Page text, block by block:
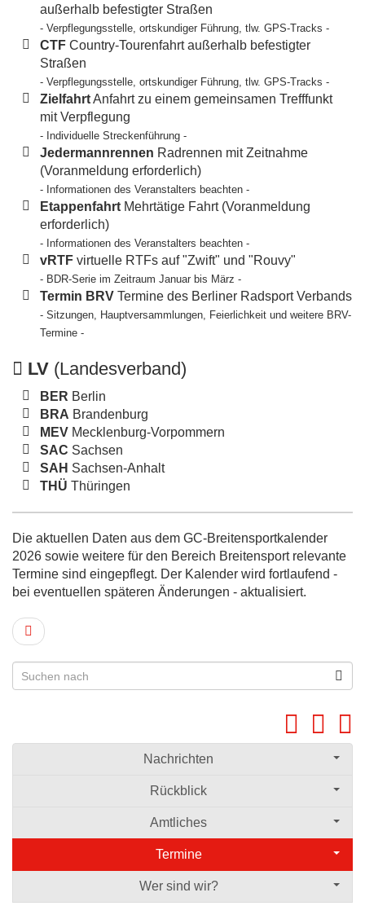
außerhalb befestigter Straßen
- Verpflegungsstelle, ortskundiger Führung, tlw. GPS-Tracks -
CTF Country-Tourenfahrt außerhalb befestigter
Straßen
- Verpflegungsstelle, ortskundiger Führung, tlw. GPS-Tracks -
ZielfahrtAnfahrt zu einem gemeinsamen Trefffunkt
mit Verpflegung
- Individuelle Streckenführung -
Jedermannrennen Radrennen mit Zeitnahme
(Voranmeldung erforderlich)
- Informationen des Veranstalters beachten -
Etappenfahrt Mehrtätige Fahrt (Voranmeldung
erforderlich)
- Informationen des Veranstalters beachten -
vRTF virtuelle RTFs auf "Zwift" und "Rouvy"
- BDR-Serie im Zeitraum Januar bis März -
Termin BRV Termine des Berliner Radsport Verbands
- Sitzungen, Hauptversammlungen, Feierlichkeit und weitere BRV-
Termine -
LV (Landesverband)
BER Berlin
BRA Brandenburg
MEV Mecklenburg-Vorpommern
SAC Sachsen
SAH Sachsen-Anhalt
THÜ Thüringen
Die aktuellen Daten aus dem GC-Breitensportkalender
2026 sowie weitere für den Bereich Breitensport relevante
Termine sind eingepflegt. Der Kalender wird fortlaufend -
bei eventuellen späteren Änderungen - aktualisiert.
Nachrichten
Rückblick
Amtliches
Termine
Wer sind wir?